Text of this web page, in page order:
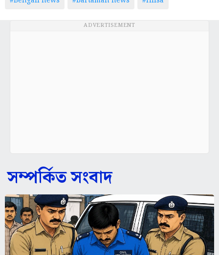
ADVERTISEMENT
সম্পর্কিত সংবাদ